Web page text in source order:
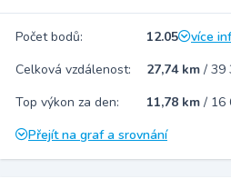
Počet bodů: 12.05
více
Celková vzdálenost:
27,74 km / 39
Top výkon za den:
11,78 km / 16
Přejít na graf a srovnání